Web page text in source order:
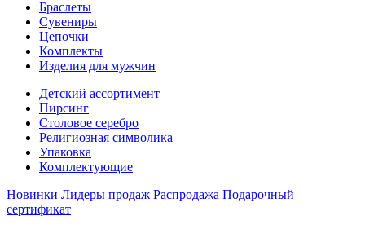
Браслеты
Сувениры
Цепочки
Комплекты
Изделия для мужчин
Детский ассортимент
Пирсинг
Столовое серебро
Религиозная символика
Упаковка
Комплектующие
Новинки Лидеры продаж Распродажа Подарочный
сертификат